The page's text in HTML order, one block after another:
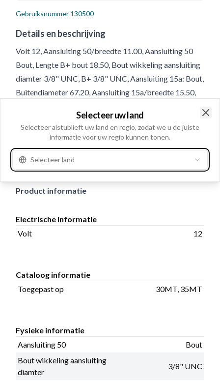
Gebruiksnummer 130500
Details en beschrijving
Volt 12, Aansluiting 50/breedte 11.00, Aansluiting 50
Bout, Lengte B+ bout 18.50, Bout wikkeling aansluiting
diamter 3/8" UNC, B+ 3/8" UNC, Aansluiting 15a: Bout,
Buitendiameter 67.20, Aansluiting 15a/breedte 15.50,
4, Aantal terminals: 4, Terminal 50/mm 10-32 UNF,
Boutlengte wikkeling aansluiting 19.50, Toegepast op
30MT, 35MT, Aantal bevestigingsgaten 4, Totale
lengte: 153.00
Product informatie
Electrische informatie
Volt
12
Cataloog informatie
Toegepast op
30MT, 35MT
Fysieke informatie
Aansluiting 50
Bout
Bout wikkeling aansluiting
diamter
3/8" UNC
Selecteer uw land
Selecteer alstublieft uw land en regio, zodat we u de juiste
informatie voor uw regio kunnen tonen.
Selecteer land